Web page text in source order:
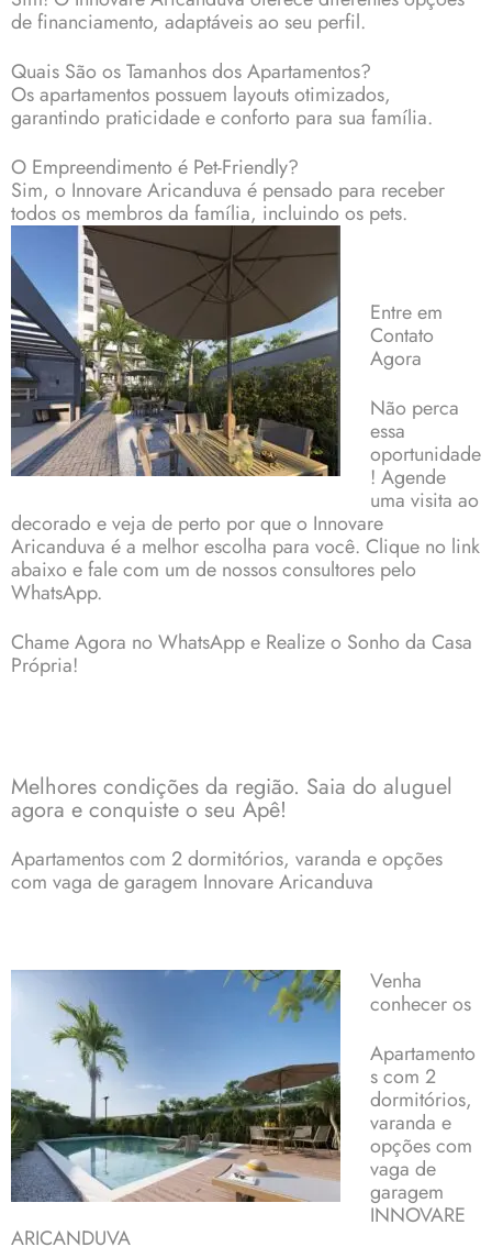
de financiamento, adaptáveis ao seu perfil.
Quais São os Tamanhos dos Apartamentos?
Os apartamentos possuem layouts otimizados,
garantindo praticidade e conforto para sua família.
O Empreendimento é Pet-Friendly?
Sim, o Innovare Aricanduva é pensado para receber
todos os membros da família, incluindo os pets.
Entre em
Contato
Agora
Não perca
essa
oportunidade
! Agende
uma visita ao
decorado e veja de perto por que o Innovare
Aricanduva é a melhor escolha para você. Clique no link
abaixo e fale com um de nossos consultores pelo
WhatsApp.
Chame Agora no WhatsApp e Realize o Sonho da Casa
Própria!
Melhores condições da região. Saia do aluguel
agora e conquiste o seu Apê!
Apartamentoscom 2 dormitórios, varanda e opções
com vaga de garagem Innovare Aricanduva
Venha
conhecer os
Apartamento
s com 2
dormitórios,
varanda e
opções com
vaga de
garagem
INNOVARE
ARICANDUVA